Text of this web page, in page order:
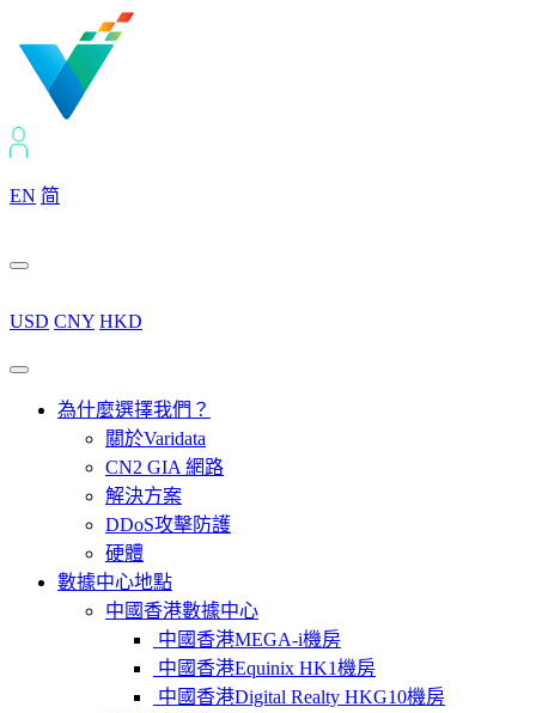
EN 简
USD CNY HKD
為什麼選擇我們？
關於Varidata
CN2 GIA 網路
解決方案
DDoS攻擊防護
硬體
數據中心地點
中國香港數據中心
中國香港MEGA-i機房
中國香港Equinix HK1機房
中國香港Digital Realty HKG10機房